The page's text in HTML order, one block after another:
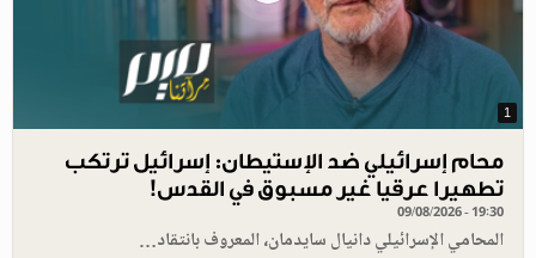
1
محام إسرائيلي ضد الإستيطان: إسرائيل ترتكب
تطهيرا عرقيا غير مسبوق في القدس!
09/08/2026 - 19:30
المحامي الإسرائيلي دانيال سايدمان، المعروف بانتقاد…